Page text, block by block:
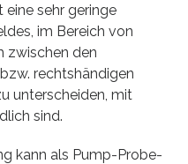
sehr geringe
im Bereich von
zwischen den
rechtshändigen
unterscheiden, mit
sind.
kann als Pump-Probe-